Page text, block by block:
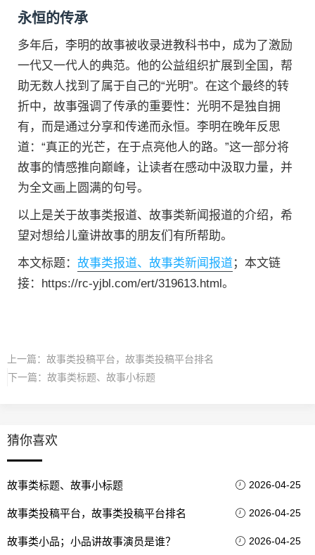
永恒的传承
多年后，李明的故事被收录进教科书中，成为了激励
一代又一代人的典范。他的公益组织扩展到全国，帮
助无数人找到了属于自己的“光明”。在这个最终的转
折中，故事强调了传承的重要性：光明不是独自拥
有，而是通过分享和传递而永恒。李明在晚年反思
道：“真正的光芒，在于点亮他人的路。”这一部分将
故事的情感推向巅峰，让读者在感动中汲取力量，并
为全文画上圆满的句号。
以上是关于故事类报道、故事类新闻报道的介绍，希
望对想给儿童讲故事的朋友们有所帮助。
本文标题： 故事类报道、故事类新闻报道 ；本文链
接：https://rc-yjbl.com/ert/319613.html。
上一篇： 故事类投稿平台，故事类投稿平台排名
下一篇： 故事类标题、故事小标题
猜你喜欢
故事类标题、故事小标题 2026-04-25
故事类投稿平台，故事类投稿平台排名 2026-04-25
故事类小品；小品讲故事演员是谁？ 2026-04-25